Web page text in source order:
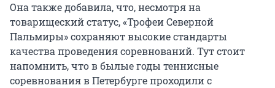
Она также добавила, что, несмотря на
товарищеский статус, «Трофеи Северной
Пальмиры» сохраняют высокие стандарты
качества проведения соревнований. Тут стоит
напомнить, что в былые годы теннисные
соревнования в Петербурге проходили с